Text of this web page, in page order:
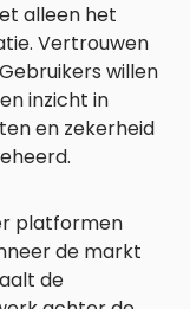
alleen het
Vertrouwen
willen
inzicht in
en zekerheid
platformen
de markt
de